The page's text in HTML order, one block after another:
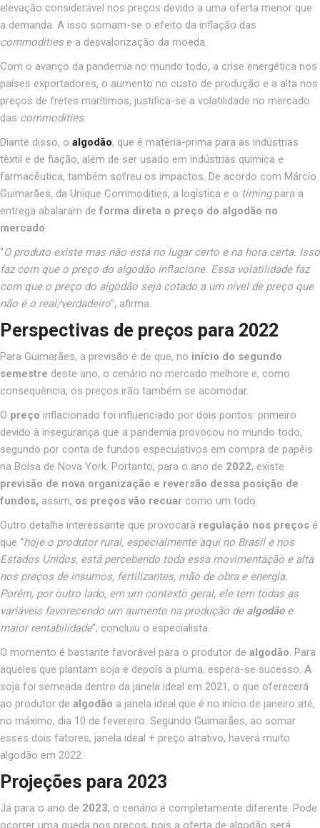
elevação considerável nos preços devido a uma oferta menor que
a demanda. A isso somam-se o efeito da inflação das
commoditiese a desvalorização da moeda.
Com o avanço da pandemia no mundo todo, a crise energética nos
países exportadores, o aumento no custo de produção e a alta nos
preços de fretes marítimos, justifica-se a volatilidade no mercado
das commodities.
Diante disso, o algodão, que é matéria-prima para as indústrias
têxtil e de fiação, além de ser usado em indústrias química e
farmacêutica, também sofreu os impactos. De acordo com Márcio
Guimarães, da Unique Commodities, a logística e o timingpara a
entrega abalaram de forma direta o preço do algodão no
mercado.
“O produto existe mas não está no lugar certo e na hora certa. Isso
faz com que o preço do algodão inflacione. Essa volatilidade faz
com que o preço do algodão seja cotado a um nível de preço que
não é o real/verdadeiro”, afirma.
Perspectivas de preços para 2022
Para Guimarães, a previsão é de que, no início do segundo
semestre deste ano, o cenário no mercado melhore e, como
consequência, os preços irão também se acomodar.
O preço inflacionado foi influenciado por dois pontos: primeiro
devido à insegurança que a pandemia provocou no mundo todo,
segundo por conta de fundos especulativos em compra de papéis
na Bolsa de Nova York. Portanto, para o ano de 2022, existe
previsão de nova organização e reversão dessa posição de
fundos, assim, os preços vão recuar como um todo.
Outro detalhe interessante que provocará regulação nos preços é
que “hoje o produtor rural, especialmente aqui no Brasil e nos
Estados Unidos, está percebendo toda essa movimentação e alta
nos preços de insumos, fertilizantes, mão de obra e energia.
Porém, por outro lado, em um contexto geral, ele tem todas as
variáveis favorecendo um aumento na produção de algodãoe
maior rentabilidade”, concluiu o especialista.
O momento é bastante favorável para o produtor de algodão. Para
aqueles que plantam soja e depois a pluma, espera-se sucesso. A
soja foi semeada dentro da janela ideal em 2021, o que oferecerá
ao produtor de algodão a janela ideal que é no início de janeiro até,
no máximo, dia 10 de fevereiro. Segundo Guimarães, ao somar
esses dois fatores, janela ideal + preço atrativo, haverá muito
algodão em 2022.
Projeções para 2023
Já para o ano de 2023, o cenário é completamente diferente. Pode
ocorrer uma queda nos preços, pois a oferta de algodão será